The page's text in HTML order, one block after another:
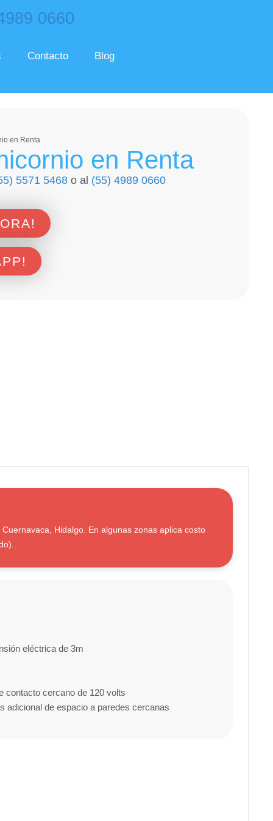
0660
Contacto Blog
en Renta
en Renta
5571 5468 o al (55) 4989 0660
Hidalgo. En algunas zonas aplica costo
eléctrica de 3m
contacto cercano de 120 volts
adicional de espacio a paredes cercanas